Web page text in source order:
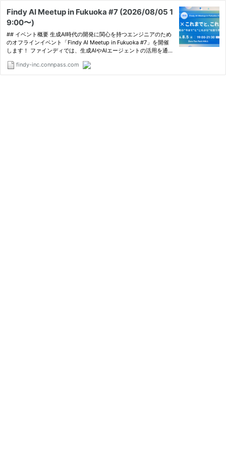
Findy AI Meetup in Fukuoka #7 (2026/08/05 1
9:00〜)
## イベント概要 生成AI時代の開発に関心を持つエンジニアのため
のオフラインイベント「Findy AI Meetup in Fukuoka #7」を開催
します！ ファインディでは、生成AIやAIエージェントの活用を通じ
では、ファインディのエンジニアが社内での実践事例を紹…
findy-inc.connpass.com